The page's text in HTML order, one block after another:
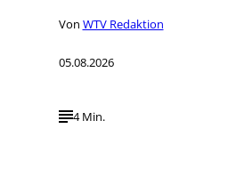
Von WTV Redaktion
05.08.2026
4 Min.